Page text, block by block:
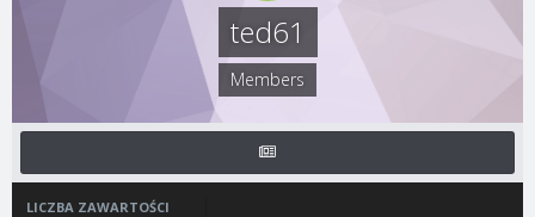
ted61
Members
LICZBA ZAWARTOŚCI